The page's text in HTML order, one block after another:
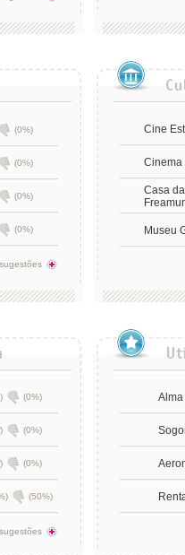
(0%)
(0%)
(0%)
(0%)
Cine
Cinema
Casa
Museu
(0%)
(0%)
(0%)
(50%)
Alma